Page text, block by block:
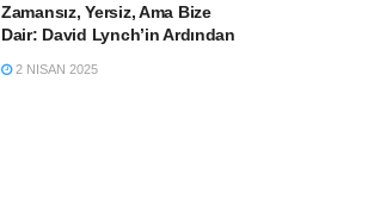
Zamansız, Yersiz, Ama Bize
Dair: David Lynch’in Ardından
2 NISAN 2025